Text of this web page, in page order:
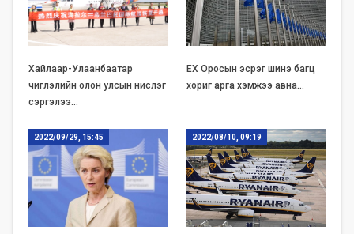
Хайлаар-Улаанбаатар
чиглэлийн олон улсын нислэг
сэргэлээ…
ЕХ Оросын эсрэг шинэ багц
хориг арга хэмжээ авна…
2022/09/29, 15:45 2022/08/10, 09:19